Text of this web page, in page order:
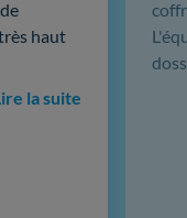
haut
la suite